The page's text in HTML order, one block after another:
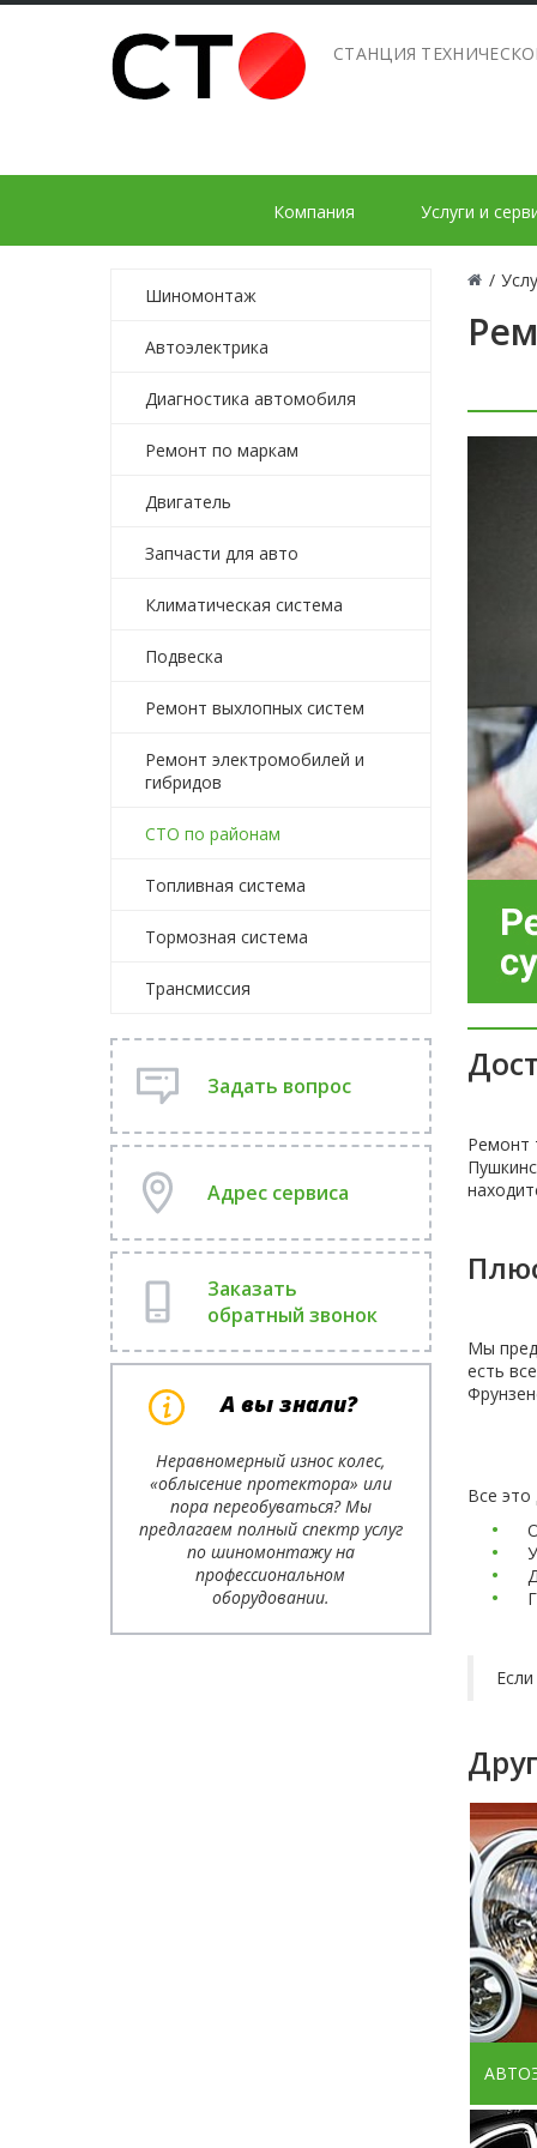
СТАНЦИЯ
Компания Услуги и
/
Шиномонтаж
Автоэлектрика
Диагностика автомобиля
Ремонт по маркам
Двигатель
Запчасти для авто
Климатическая система
Подвеска
Ремонт выхлопных систем
Ремонт электромобилей и
гибридов
СТО по районам
Топливная система
Тормозная система
Трансмиссия
Задать вопрос
Адрес сервиса
Заказать
обратный звонок
А вы знали?
Неравномерный износ колес,
«облысение протектора» или
пора переобуваться? Мы
предлагаем полный спектр услуг
по шиномонтажу на
профессиональном
оборудовании.
Ремонт
Мы
есть
Все